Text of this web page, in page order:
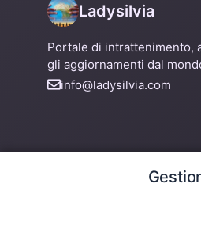
Ladysilvia
Portale di intrattenimento,
gli aggiornamenti dal
info@ladysilvia.com